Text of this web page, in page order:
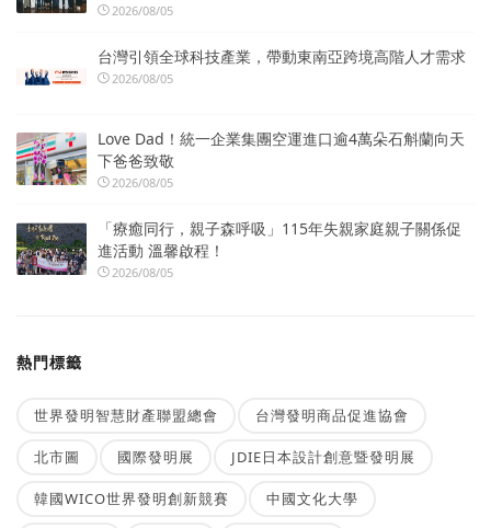
2026/08/05
台灣引領全球科技產業，帶動東南亞跨境高階人才需求
2026/08/05
Love Dad！統一企業集團空運進口逾4萬朵石斛蘭向天
下爸爸致敬
2026/08/05
「療癒同行，親子森呼吸」115年失親家庭親子關係促
進活動 溫馨啟程！
2026/08/05
熱門標籤
世界發明智慧財產聯盟總會 台灣發明商品促進協會
北市圖 國際發明展 JDIE日本設計創意暨發明展
韓國WICO世界發明創新競賽 中國文化大學